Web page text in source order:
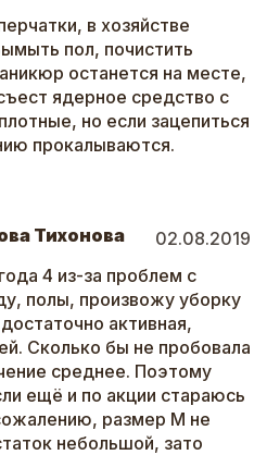
в хозяйстве
пол, почистить
останется на месте,
ядерное средство с
но если зацепиться
прокалываются.
Тихонова
02.08.2019
4 из-за проблем с
полы, произвожу уборку
активная,
Сколько бы не пробовала
среднее. Поэтому
ещё и по акции стараюсь
размер М не
небольшой, зато